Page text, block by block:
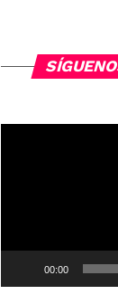
Reproductor
00:00